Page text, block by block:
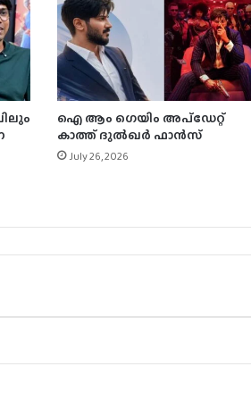
ട്രോൾ മഴ
പൃഥ്വിരാജിന്റെ നായികയായി മാളവിക
ശര്‍മ്മ മലയാളത്തിലേക്ക്
300 കോടി കടന്ന് ജനനായകൻ.
ട്രാക്ക് മാറ്റി, അടുത്തത് കാർത്തി;
ഐ ആം ഗെയിം അപ്‌ഡേറ്റ്
കാത്ത് ദുൽഖർ ഫാൻസ്‌
July 26, 2026